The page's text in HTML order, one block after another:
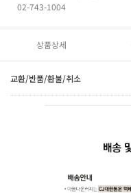
02-743-1004
상품상세
교환/반품/환불/취소